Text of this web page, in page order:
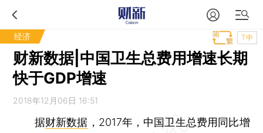
经济 T中
财新数据|中国卫生总费用增速长期
快于GDP增速
2018年12月06日 16:51
据财新数据 ，2017年，中国卫生总费用同比增